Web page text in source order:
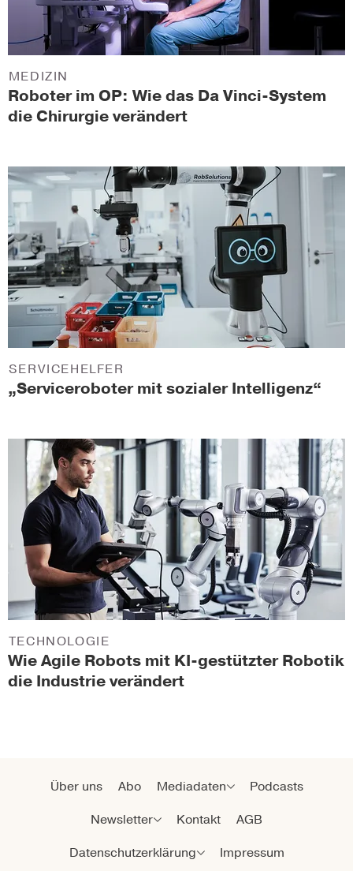
Roboter im OP: Wie das Da Vinci-System
die Chirurgie verändert
MEDIZIN
„Serviceroboter mit sozialer Intelligenz“
SERVICEHELFER
Wie Agile Robots mit KI-gestützter Robotik
die Industrie verändert
TECHNOLOGIE
Über uns Abo Mediadaten
Podcasts
Newsletter
Kontakt
AGB
Datenschutzerklärung
Impressum